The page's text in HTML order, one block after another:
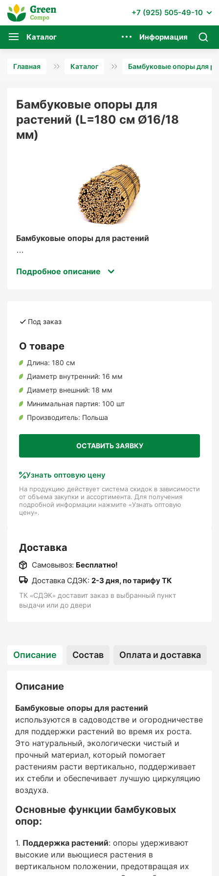
+7 (925) 505-49-10
Каталог Информация
Главная Каталог Бамбуковые опоры для
Бамбуковые опоры для
растений (L=180 см Ø16/18
мм)
Бамбуковые опоры для растений
огородничестве для поддержки растений во
вертикально, поддерживает их стебли и
Основные функции
бамбуковых опор:
Поддержка растений
предотвращая их падение или искривление.
или слабым стеблями, которые могут
ломаться под тяжестью собственных плодов
(например, томатов, огурцов, фасоли).
: бамбуковые палки помогают контролировать
как горох, виноград или плющ, направляя их
вверх или вдоль опоры.
Предотвращение заболеваний
что уменьшает риск развития грибковых
заболеваний, которые часто возникают при
: использование опор позволяет выращивать
растения на меньшей площади, что особенно
важно для небольших садов и теплиц.
Вьющиеся растения могут расти вертикально,
не занимая много горизонтального
пространства.
: поддерживаемые бамбуковыми опорами
растения проще обслуживать, собирать с них
плоды и ухаживать за ними.
Естественная эстетика
Подробное описание
Под заказ
О товаре
Длина: 180 см
Диаметр внутренний: 16 мм
Диаметр внешний: 18 мм
Минимальная партия: 100 шт
Производитель: Польша
ОСТАВИТЬ ЗАЯВКУ
Узнать оптовую цену
На продукцию действует система скидок в зависимости
от объема закупки и ассортимента. Для получения
подробной информации нажмите «Узнать оптовую
цену».
Доставка
Самовывоз: Бесплатно!
Доставка СДЭК: 2-3 дня, по тарифу ТК
ТК «СДЭК» доставит заказ в выбранный пункт
выдачи или до двери
Описание Состав Оплата и доставка
Описание
Бамбуковые опоры для растений
используются в садоводстве и огородничестве
для поддержки растений во время их роста.
Это натуральный, экологически чистый и
прочный материал, который помогает
растениям расти вертикально, поддерживает
их стебли и обеспечивает лучшую циркуляцию
воздуха.
Основные функции бамбуковых
опор:
Поддержка растений: опоры удерживают
высокие или вьющиеся растения в
вертикальном положении, предотвращая их